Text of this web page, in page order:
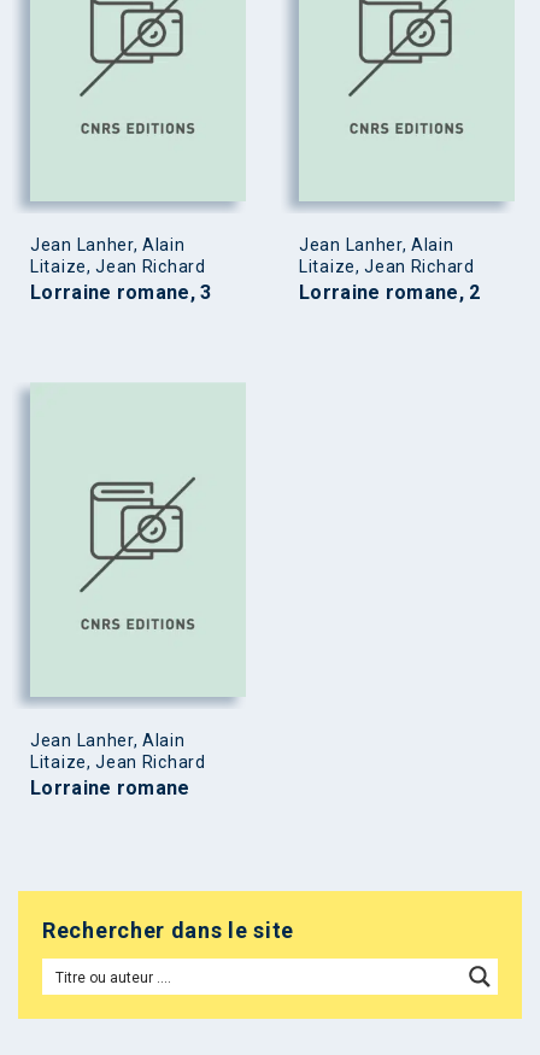
Jean Lanher, Alain
Litaize, Jean Richard
Lorraine romane, 3
Jean Lanher, Alain
Litaize, Jean Richard
Lorraine romane, 2
Jean Lanher, Alain
Litaize, Jean Richard
Lorraine romane
Rechercher dans le site